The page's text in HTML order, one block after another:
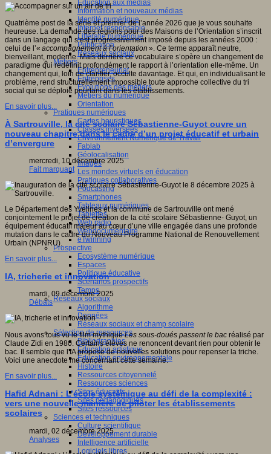
Education aux médias
Information et nouveaux médias
Identité numérique
Internet responsable
Littératie numérique
Publication
Réseaux sociaux
Métiers
Entrepreneuriat
Entreprises
Evolutions des métiers
Métiers du numérique
Orientation
Pratiques numériques
Cartes heuristiques
Classes inversées
Environnement Numérique de Travail
Fablab
Géolocalisation
Images
Les mondes virtuels en éducation
Pratiques collaboratives
Podcasting
Smartphones
Tableaux numériques
Tablettes
Web radio
Webdocumentaire
eTwinning
Prospective
Ecosystème numérique
Espaces
Politique éducative
Scénarios prospectifs
Temps
Réseaux sociaux
Algorithme
Données
Réseaux sociaux et champ scolaire
Sélection de ressources
Bibliographies
Education artistique
Education environnementale
Histoire
Ressources citoyenneté
Ressources sciences
Sites éducatifs
Sites pédagogiques
Sites ressources
Sciences et techniques
Culture scientifique
Développement durable
Intelligence artificielle
Logiciels libres
Quatrième post de la série et premier de l’année 2026 que je vous souhaite
heureuse. La demande des régions pour des Maisons de l’Orientation s’inscrit
dans un langage qui s’est progressivement imposé depuis les années 2000 :
celui de l’« accompagnement à l’orientation ». Ce terme apparaît neutre,
bienveillant, moderne. Mais derrière ce vocabulaire s’opère un changement de
paradigme qui redéfinit profondément le rapport à l’orientation elle-même. Un
changement qui, loin de clarifier, occulte davantage. Et qui, en individualisant le
problème, rend structurellement impossible toute approche collective du tri
social qui se déploie pourtant dans les établissements.
En savoir plus...
À Sartrouville, la cité scolaire Sébastienne-Guyot ouvre un
nouveau chapitre dans le cadre d’un projet éducatif et urbain
d’envergure
mercredi, 10 décembre 2025
Fait marquant
Le Département des Yvelines et la commune de Sartrouville ont mené
conjointement le projet de création de la cité scolaire Sébastienne- Guyot, un
équipement éducatif majeur au cœur d’une ville engagée dans une profonde
mutation dans le cadre du Nouveau Programme National de Renouvellement
Urbain (NPNRU).
En savoir plus...
IA, tricherie et innovation
mardi, 09 décembre 2025
Débats
Nous avons tous vu le film mythiqueLes sous-doués passent le bac réalisé par
Claude Zidi en 1980. Certains élèves ne renoncent devant rien pour obtenir le
bac. Il semble que l'IA propose de nouvelles solutions pour repenser la triche.
Voici une anecdote me concernant cette semaine.
En savoir plus...
Hafid Adnani : L’école systémique au défi de la complexité :
vers une nouvelle manière de piloter les établissements
scolaires
mardi, 02 décembre 2025
Analyses